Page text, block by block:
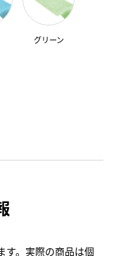
グリーン
。実際の商品は個